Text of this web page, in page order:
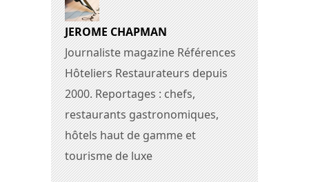
JEROME CHAPMAN
Journaliste magazine Références
Hôteliers Restaurateurs depuis
2000. Reportages : chefs,
restaurants gastronomiques,
hôtels haut de gamme et
tourisme de luxe